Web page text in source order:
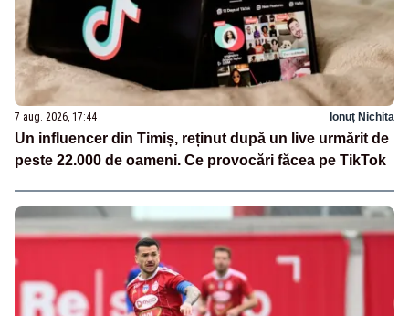
7 aug. 2026, 17:44 Ionuț Nichita
Un influencer din Timiș, reținut după un live urmărit de
peste 22.000 de oameni. Ce provocări făcea pe TikTok